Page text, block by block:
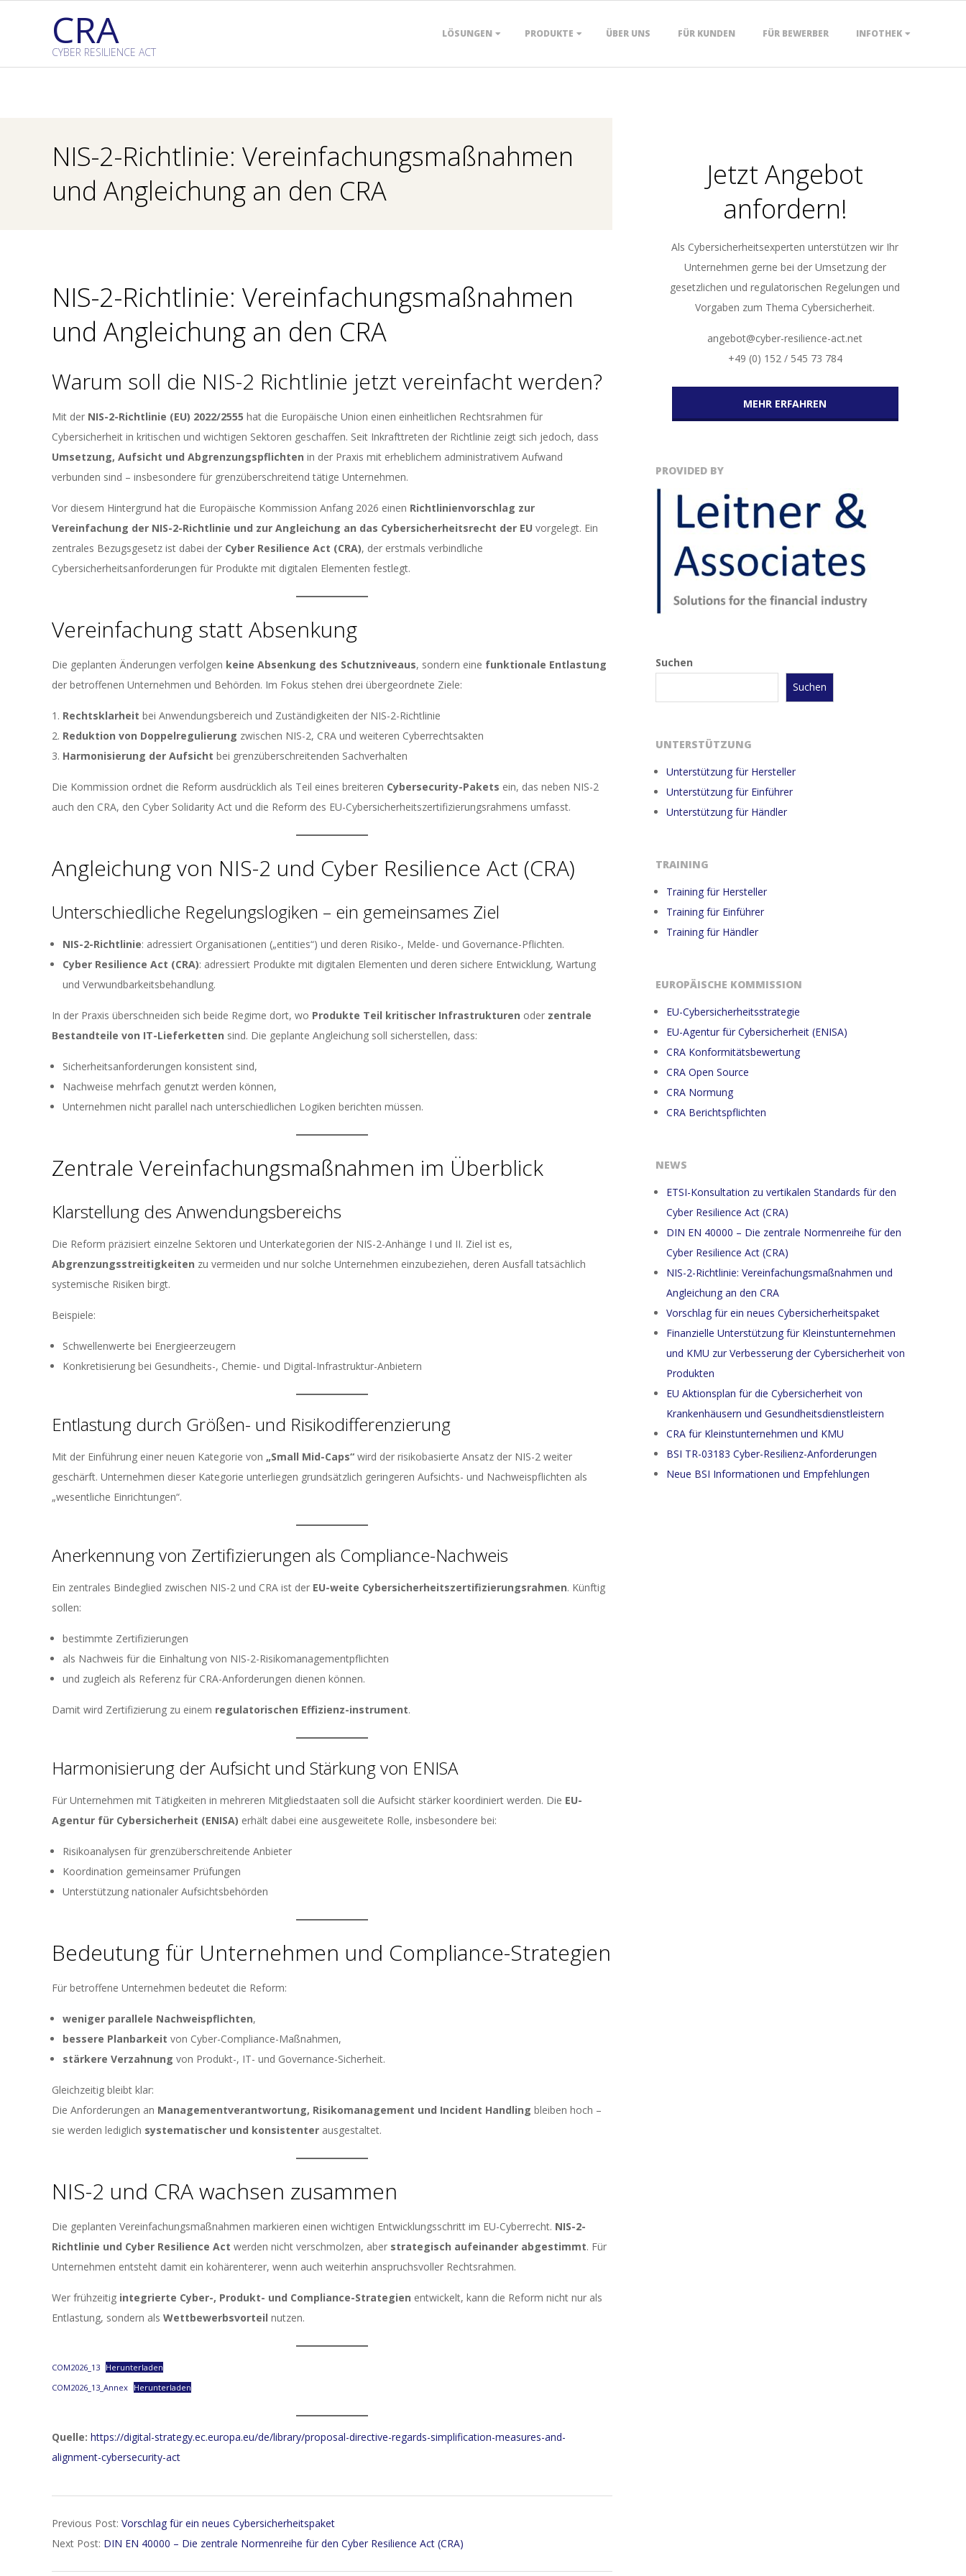
CRA
CYBER RESILIENCE ACT
LÖSUNGEN PRODUKTE ÜBER UNS FÜR KUNDEN FÜR BEWERBER INFOTHEK
NIS-2-Richtlinie: Vereinfachungsmaßnahmen
und Angleichung an den CRA
NIS-2-Richtlinie: Vereinfachungsmaßnahmen
und Angleichung an den CRA
Warum soll die NIS-2 Richtlinie jetzt vereinfacht werden?
Mit der NIS-2-Richtlinie (EU) 2022/2555 hat die Europäische Union einen einheitlichen Rechtsrahmen für
Cybersicherheit in kritischen und wichtigen Sektoren geschaffen. Seit Inkrafttreten der Richtlinie zeigt sich jedoch, dass
Umsetzung, Aufsicht und Abgrenzungspflichten in der Praxis mit erheblichem administrativem Aufwand
verbunden sind – insbesondere für grenzüberschreitend tätige Unternehmen.
Vor diesem Hintergrund hat die Europäische Kommission Anfang 2026 einen Richtlinienvorschlag zur
Vereinfachung der NIS-2-Richtlinie und zur Angleichung an das Cybersicherheitsrecht der EU vorgelegt. Ein
zentrales Bezugsgesetz ist dabei der Cyber Resilience Act (CRA), der erstmals verbindliche
Cybersicherheitsanforderungen für Produkte mit digitalen Elementen festlegt.
Vereinfachung statt Absenkung
Die geplanten Änderungen verfolgen keine Absenkung des Schutzniveaus, sondern eine funktionale Entlastung
der betroffenen Unternehmen und Behörden. Im Fokus stehen drei übergeordnete Ziele:
Rechtsklarheit bei Anwendungsbereich und Zuständigkeiten der NIS-2-Richtlinie
Reduktion von Doppelregulierung zwischen NIS-2, CRA und weiteren Cyberrechtsakten
Harmonisierung der Aufsicht bei grenzüberschreitenden Sachverhalten
Die Kommission ordnet die Reform ausdrücklich als Teil eines breiteren Cybersecurity-Pakets ein, das neben NIS-2
auch den CRA, den Cyber Solidarity Act und die Reform des EU-Cybersicherheitszertifizierungsrahmens umfasst.
Angleichung von NIS-2 und Cyber Resilience Act (CRA)
Unterschiedliche Regelungslogiken – ein gemeinsames Ziel
NIS-2-Richtlinie: adressiert Organisationen („entities“) und deren Risiko-, Melde- und Governance-Pflichten.
Cyber Resilience Act (CRA): adressiert Produkte mit digitalen Elementen und deren sichere Entwicklung, Wartung
und Verwundbarkeitsbehandlung.
In der Praxis überschneiden sich beide Regime dort, wo Produkte Teil kritischer Infrastrukturen oder zentrale
Bestandteile von IT-Lieferketten sind. Die geplante Angleichung soll sicherstellen, dass:
Sicherheitsanforderungen konsistent sind,
Nachweise mehrfach genutzt werden können,
Unternehmen nicht parallel nach unterschiedlichen Logiken berichten müssen.
Zentrale Vereinfachungsmaßnahmen im Überblick
Klarstellung des Anwendungsbereichs
Die Reform präzisiert einzelne Sektoren und Unterkategorien der NIS-2-Anhänge I und II. Ziel ist es,
Abgrenzungsstreitigkeiten zu vermeiden und nur solche Unternehmen einzubeziehen, deren Ausfall tatsächlich
systemische Risiken birgt.
Beispiele:
Schwellenwerte bei Energieerzeugern
Konkretisierung bei Gesundheits-, Chemie- und Digital-Infrastruktur-Anbietern
Entlastung durch Größen- und Risikodifferenzierung
Mit der Einführung einer neuen Kategorie von „Small Mid-Caps“ wird der risikobasierte Ansatz der NIS-2 weiter
geschärft. Unternehmen dieser Kategorie unterliegen grundsätzlich geringeren Aufsichts- und Nachweispflichten als
„wesentliche Einrichtungen“.
Anerkennung von Zertifizierungen als Compliance-Nachweis
Ein zentrales Bindeglied zwischen NIS-2 und CRA ist der EU-weite Cybersicherheitszertifizierungsrahmen. Künftig
sollen:
bestimmte Zertifizierungen
als Nachweis für die Einhaltung von NIS-2-Risikomanagementpflichten
und zugleich als Referenz für CRA-Anforderungen dienen können.
Damit wird Zertifizierung zu einem regulatorischen Effizienz-instrument.
Harmonisierung der Aufsicht und Stärkung von ENISA
Für Unternehmen mit Tätigkeiten in mehreren Mitgliedstaaten soll die Aufsicht stärker koordiniert werden. Die EU-
Agentur für Cybersicherheit (ENISA) erhält dabei eine ausgeweitete Rolle, insbesondere bei:
Risikoanalysen für grenzüberschreitende Anbieter
Koordination gemeinsamer Prüfungen
Unterstützung nationaler Aufsichtsbehörden
Bedeutung für Unternehmen und Compliance-Strategien
Für betroffene Unternehmen bedeutet die Reform:
weniger parallele Nachweispflichten,
bessere Planbarkeit von Cyber-Compliance-Maßnahmen,
stärkere Verzahnung von Produkt-, IT- und Governance-Sicherheit.
Gleichzeitig bleibt klar:
Die Anforderungen an Managementverantwortung, Risikomanagement und Incident Handling bleiben hoch –
sie werden lediglich systematischer und konsistenter ausgestaltet.
NIS-2 und CRA wachsen zusammen
Die geplanten Vereinfachungsmaßnahmen markieren einen wichtigen Entwicklungsschritt im EU-Cyberrecht. NIS-2-
Richtlinie und Cyber Resilience Act werden nicht verschmolzen, aber strategisch aufeinander abgestimmt. Für
Unternehmen entsteht damit ein kohärenterer, wenn auch weiterhin anspruchsvoller Rechtsrahmen.
Wer frühzeitig integrierte Cyber-, Produkt- und Compliance-Strategien entwickelt, kann die Reform nicht nur als
Entlastung, sondern als Wettbewerbsvorteil nutzen.
COM2026_13 Herunterladen
COM2026_13_Annex Herunterladen
Quelle: https://digital-strategy.ec.europa.eu/de/library/proposal-directive-regards-simplification-measures-and-
alignment-cybersecurity-act
01-
29
Previous Post: Vorschlag für ein neues Cybersicherheitspaket
Next Post: DIN EN 40000 – Die zentrale Normenreihe für den Cyber Resilience Act (CRA)
Jetzt Angebot
anfordern!
Als Cybersicherheitsexperten unterstützen wir Ihr
Unternehmen gerne bei der Umsetzung der
gesetzlichen und regulatorischen Regelungen und
Vorgaben zum Thema Cybersicherheit.
angebot@cyber-resilience-act.net
+49 (0) 152 / 545 73 784
MEHR ERFAHREN
PROVIDED BY
Suchen
Suchen
UNTERSTÜTZUNG
Unterstützung für Hersteller
Unterstützung für Einführer
Unterstützung für Händler
TRAINING
Training für Hersteller
Training für Einführer
Training für Händler
EUROPÄISCHE KOMMISSION
EU-Cybersicherheitsstrategie
EU-Agentur für Cybersicherheit (ENISA)
CRA Konformitätsbewertung
CRA Open Source
CRA Normung
CRA Berichtspflichten
NEWS
ETSI-Konsultation zu vertikalen Standards für den
Cyber Resilience Act (CRA)
DIN EN 40000 – Die zentrale Normenreihe für den
Cyber Resilience Act (CRA)
NIS-2-Richtlinie: Vereinfachungsmaßnahmen und
Angleichung an den CRA
Vorschlag für ein neues Cybersicherheitspaket
Finanzielle Unterstützung für Kleinstunternehmen
und KMU zur Verbesserung der Cybersicherheit von
Produkten
EU Aktionsplan für die Cybersicherheit von
Krankenhäusern und Gesundheitsdienstleistern
CRA für Kleinstunternehmen und KMU
BSI TR-03183 Cyber-Resilienz-Anforderungen
Neue BSI Informationen und Empfehlungen